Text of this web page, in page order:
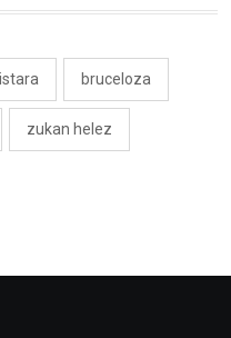
bruceloza
zukan helez